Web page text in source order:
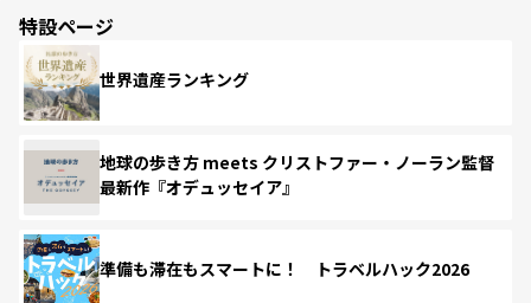
特設ページ
世界遺産ランキング
地球の歩き方 meets クリストファー・ノーラン監督
最新作『オデュッセイア』
準備も滞在もスマートに！ トラベルハック2026